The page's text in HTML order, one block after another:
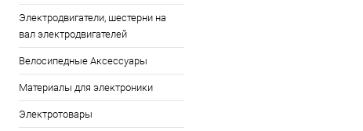
Электродвигатели, шестерни на
вал электродвигателей
Велосипедные Аксессуары
Материалы для электроники
Электротовары